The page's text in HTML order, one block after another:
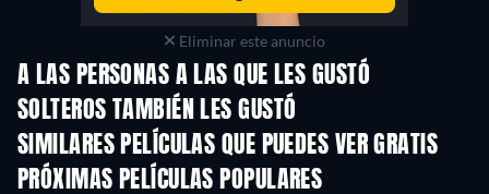
Eliminar este anuncio
A LAS PERSONAS A LAS QUE LES GUSTÓ
SOLTEROS TAMBIÉN LES GUSTÓ
SIMILARES PELÍCULAS QUE PUEDES VER GRATIS
PRÓXIMAS PELÍCULAS POPULARES